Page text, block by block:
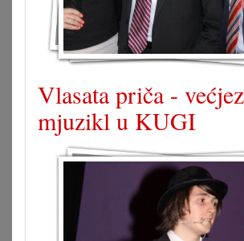
Vlasata priča -
mjuzikl u KUGI